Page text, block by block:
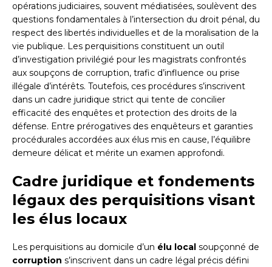
opérations judiciaires, souvent médiatisées, soulèvent des
questions fondamentales à l’intersection du droit pénal, du
respect des libertés individuelles et de la moralisation de la
vie publique. Les perquisitions constituent un outil
d’investigation privilégié pour les magistrats confrontés
aux soupçons de corruption, trafic d’influence ou prise
illégale d’intérêts. Toutefois, ces procédures s’inscrivent
dans un cadre juridique strict qui tente de concilier
efficacité des enquêtes et protection des droits de la
défense. Entre prérogatives des enquêteurs et garanties
procédurales accordées aux élus mis en cause, l’équilibre
demeure délicat et mérite un examen approfondi.
Cadre juridique et fondements
légaux des perquisitions visant
les élus locaux
Les perquisitions au domicile d’un élu local soupçonné de
corruption s’inscrivent dans un cadre légal précis défini